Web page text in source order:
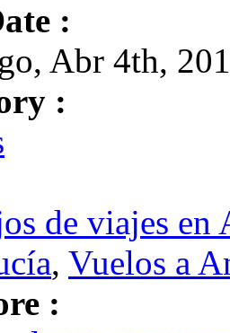
:
Abr 4th,
:
de viajes en
, Vuelos a
: